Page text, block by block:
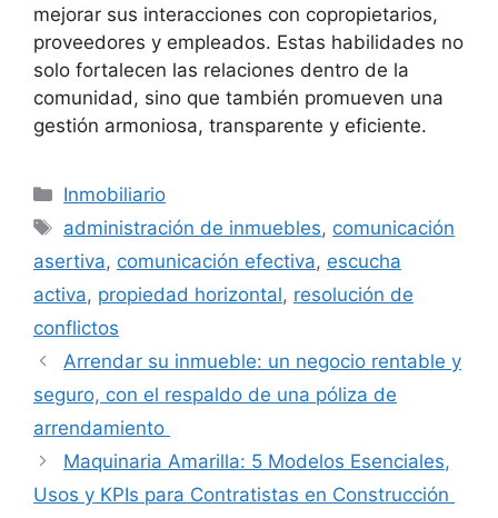
mejorar sus interacciones con copropietarios,
proveedores y empleados. Estas habilidades no
solo fortalecen las relaciones dentro de la
comunidad, sino que también promueven una
gestión armoniosa, transparente y eficiente.
Categorías
Inmobiliario
Etiquetas
administración de inmuebles, comunicación
asertiva, comunicación efectiva, escucha
activa, propiedad horizontal, resolución de
conflictos
Arrendar su inmueble: un negocio rentable y
seguro, con el respaldo de una póliza de
arrendamiento
Maquinaria Amarilla: 5 Modelos Esenciales,
Usos y KPIs para Contratistas en Construcción